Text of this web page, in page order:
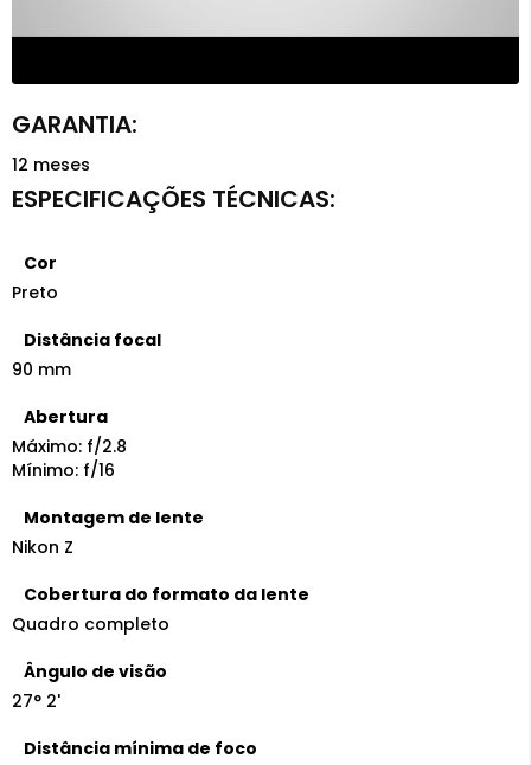
12 meses
Cor
Preto
Distância focal
90 mm
Abertura
Máximo: f/2.8
Mínimo: f/16
Montagem de lente
Nikon Z
Cobertura do formato da lente
Quadro completo
Ângulo de visão
27° 2'
Distância mínima de foco